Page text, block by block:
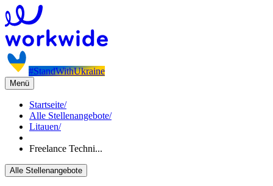
#StandWithUkraine
Menü
Startseite/
Alle Stellenangebote/
Litauen/
Freelance Techni...
Alle Stellenangebote